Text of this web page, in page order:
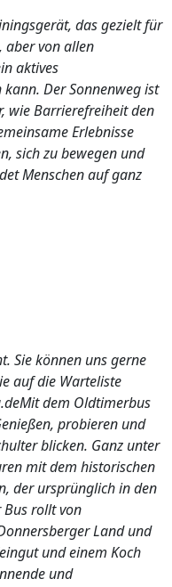
das gezielt für
aber von allen
aktives
Der Sonnenweg ist
wie Barrierefreiheit den
Erlebnisse
sich zu bewegen und
Menschen auf ganz
Sie können uns gerne
auf die Warteliste
dem Oldtimerbus
probieren und
blicken. Ganz unter
mit dem historischen
der ursprünglich in den
Bus rollt von
Land und
und einem Koch
und